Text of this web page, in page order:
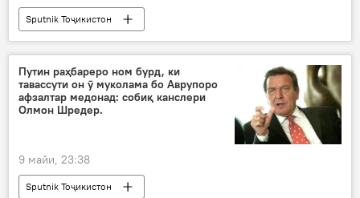
Sputnik Тоҷикистон
Путин раҳбареро ном бурд, ки
тавассути он ӯ муколама бо Аврупоро
афзалтар медонад: собиқ канслери
Олмон Шредер.
9 майи, 23:38
Sputnik Тоҷикистон